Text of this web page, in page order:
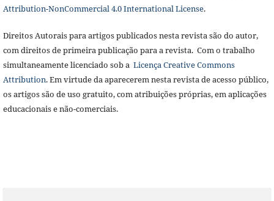
Attribution-NonCommercial 4.0 International License.
Direitos Autorais para artigos publicados nesta revista são do autor,
com direitos de primeira publicação para a revista. Com o trabalho
simultaneamente licenciado sob a Licença Creative Commons
Attribution. Em virtude da aparecerem nesta revista de acesso público,
os artigos são de uso gratuito, com atribuições próprias, em aplicações
educacionais e não-comerciais.